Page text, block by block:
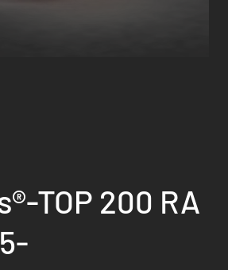
TOP 200 RA